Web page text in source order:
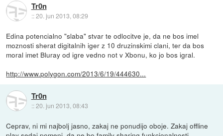
Tr0n
::20. jun 2013, 08:29
Edina potencialno "slaba" stvar te odlocitve je, da ne bos imel
moznosti sherat digitalnih iger z 10 druzinskimi clani, ter da bos
moral imet Bluray od igre vedno not v Xbonu, ko jo bos igral.
http://www.polygon.com/2013/6/19/444630...
Tr0n
::20. jun 2013, 08:43
Ceprav, ni mi najbolj jasno, zakaj ne ponudijo oboje. Zakaj offline